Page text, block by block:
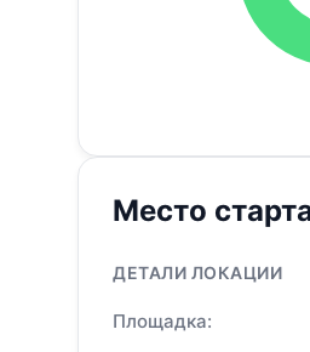
Место
ДЕТАЛИ ЛОКАЦИИ
Площадка: